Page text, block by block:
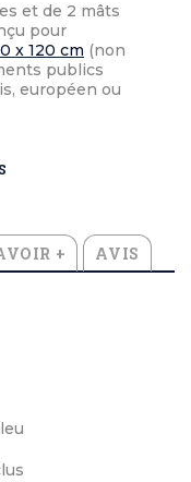
et de 2 mâts
pour
x 120 cm (non
publics
européen ou
+ AVIS